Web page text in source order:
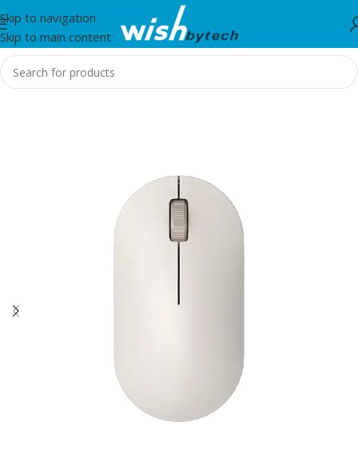
Skip to navigation
Skip to main content
Home/Xiaomi